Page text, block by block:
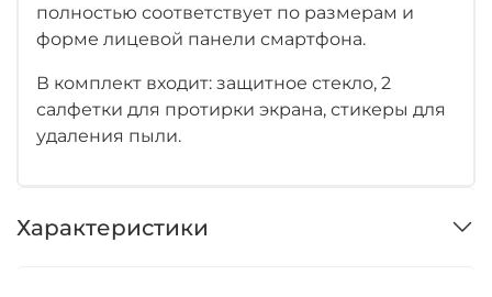
полностью соответствует по размерам и
форме лицевой панели смартфона.
В комплект входит: защитное стекло, 2
салфетки для протирки экрана, стикеры для
удаления пыли.
Характеристики